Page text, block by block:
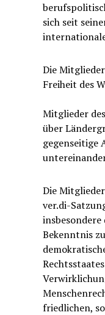
sich seit
Die
Freiheit des
Mitglieder
über
gegenseitige
Die
ver.di-
insbesondere
Bekenntnis
friedlichen,